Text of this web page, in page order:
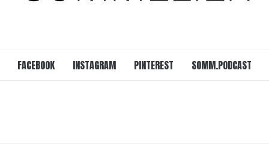
FACEBOOK INSTAGRAM PINTEREST SOMM.PODCAST